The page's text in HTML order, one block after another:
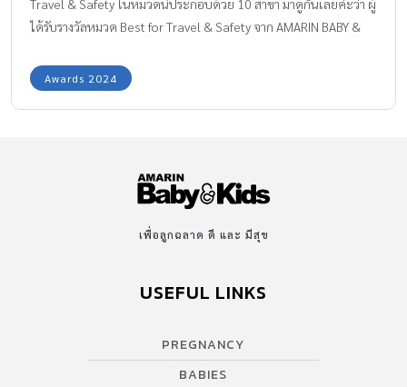
ได้รับรางวัลหมวด Best for Travel & Safety จาก AMARIN BABY &
BEST BABY STROLLER SILVER CROSS DUNE รถเข็นที่ตอบโจทย์แม่
ทั่วประเทศจนต้องเทใจให้ ด้วยคุณสมบัติที่ครบครัน สามารถเข็นได้ 2
ผ่านกระบวนการผลิตจากวัสดุ recycled คุณภาพสูง (sustainable […]
Awards 2024
เพื่อลูกฉลาด ดี และ มีสุข
USEFUL LINKS
PREGNANCY
BABIES